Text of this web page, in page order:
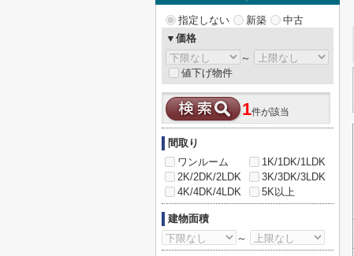
指定しない 新築
中古
▼価格
～
値下げ物件
1件が該当
間取り
ワンルーム
1K/1DK/1LDK
2K/2DK/2LDK
3K/3DK/3LDK
4K/4DK/4LDK
5K以上
建物面積
～